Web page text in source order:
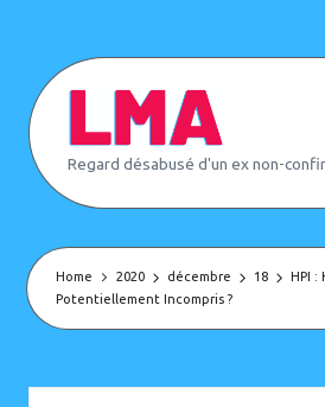
content
L
e
M
e
d'
Regard désabusé d'un ex non-
Home 2020 décembre 18
HPI :
Potentiellement Incompris ?